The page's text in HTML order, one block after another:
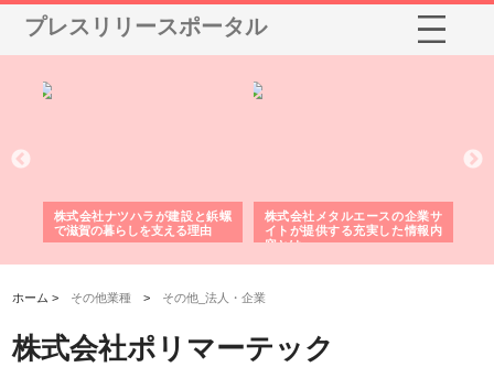
プレスリリースポータル
株式会社ナツハラが建設と鋲螺
で滋賀の暮らしを支える理由
株式会社メタルエースの企業サ
イトが提供する充実した情報内
容とは
ホーム > その他業種 > その他_法人・企業
株式会社ポリマーテック